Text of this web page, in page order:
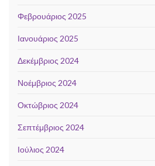
Φεβρουάριος 2025
Ιανουάριος 2025
Δεκέμβριος 2024
Νοέμβριος 2024
Οκτώβριος 2024
Σεπτέμβριος 2024
Ιούλιος 2024